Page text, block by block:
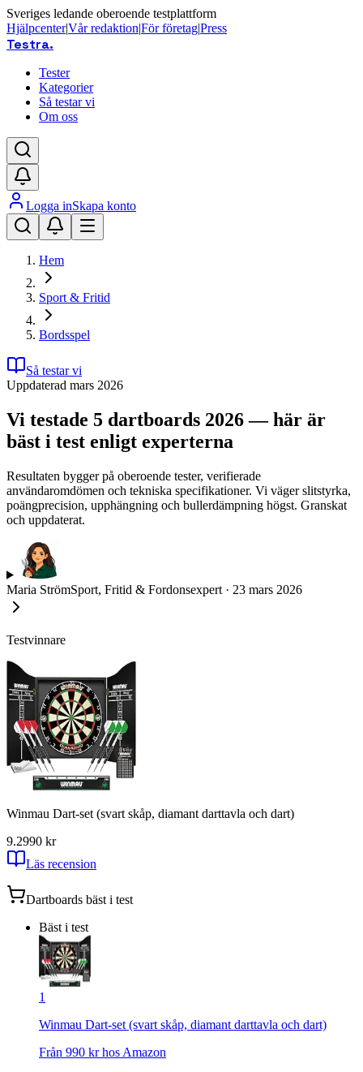
Sveriges ledande oberoende testplattform
Hjälpcenter|Vår redaktion|För företag|Press
Testra.
Tester
Kategorier
Så testar vi
Om oss
Logga inSkapa konto
Hem
Sport & Fritid
Bordsspel
Så testar vi
Uppdaterad mars 2026
Vi testade 5 dartboards 2026 — här är
bäst i test enligt experterna
Resultaten bygger på oberoende tester, verifierade
användaromdömen och tekniska specifikationer. Vi väger slitstyrka,
poängprecision, upphängning och bullerdämpning högst. Granskat
och uppdaterat.
Maria StrömSport, Fritid & Fordonsexpert · 23 mars 2026
Testvinnare
Winmau Dart-set (svart skåp, diamant darttavla och dart)
9.2990 kr
Läs recension
Dartboards bäst i test
Bäst i test
1
Winmau Dart-set (svart skåp, diamant darttavla och dart)
Från 990 kr hos Amazon